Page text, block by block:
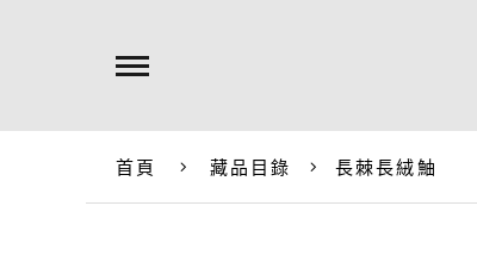
首頁 藏品目錄 長棘長絨鮋